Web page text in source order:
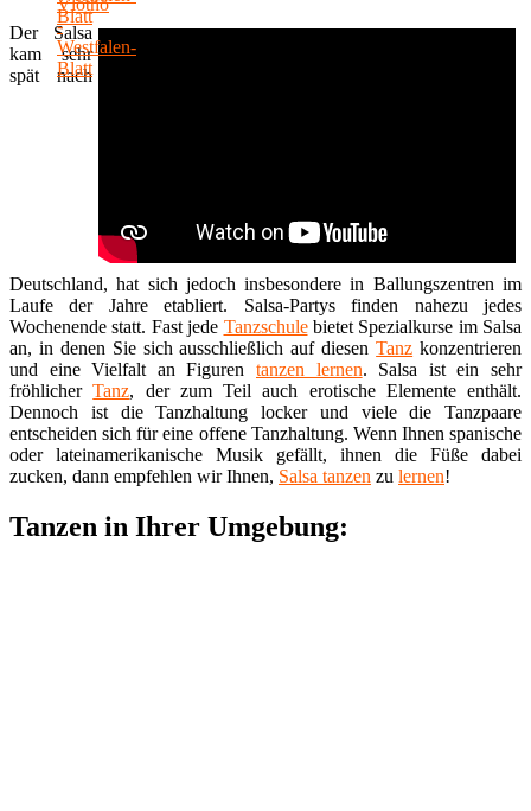
Der Salsa
kam sehr
spät nach
Deutschland, hat sich jedoch insbesondere in Ballungszentren im
Laufe der Jahre etabliert. Salsa-Partys finden nahezu jedes
Wochenende statt. Fast jede Tanzschulebietet Spezialkurse im Salsa
an, in denen Sie sich ausschließlich auf diesenTanz konzentrieren
und eine Vielfalt an Figuren tanzen lernen. Salsa ist ein sehr
fröhlicherTanz, der zum Teil auch erotische Elemente enthält.
Dennoch ist die Tanzhaltung locker und viele die Tanzpaare
entscheiden sich für eine offene Tanzhaltung. Wenn Ihnen spanische
oder lateinamerikanische Musik gefällt, ihnen die Füße dabei
zucken, dann empfehlen wir Ihnen, Salsa tanzen zu lernen!
Tanzen in Ihrer Umgebung: